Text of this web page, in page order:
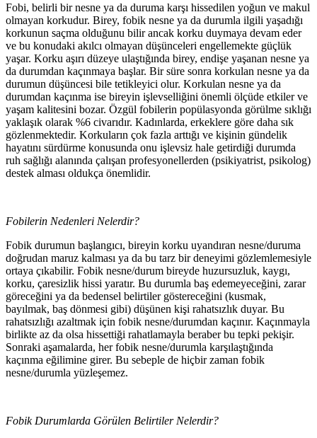
Fobi, belirli bir nesne ya da duruma karşı hissedilen yoğun ve makul
olmayan korkudur. Birey, fobik nesne ya da durumla ilgili yaşadığı
korkunun saçma olduğunu bilir ancak korku duymaya devam eder
ve bu konudaki akılcı olmayan düşünceleri engellemekte güçlük
yaşar. Korku aşırı düzeye ulaştığında birey, endişe yaşanan nesne ya
da durumdan kaçınmaya başlar. Bir süre sonra korkulan nesne ya da
durumun düşüncesi bile tetikleyici olur. Korkulan nesne ya da
durumdan kaçınma ise bireyin işlevselliğini önemli ölçüde etkiler ve
yaşam kalitesini bozar. Özgül fobilerin popülasyonda görülme sıklığı
yaklaşık olarak %6 civarıdır. Kadınlarda, erkeklere göre daha sık
gözlenmektedir. Korkuların çok fazla arttığı ve kişinin gündelik
hayatını sürdürme konusunda onu işlevsiz hale getirdiği durumda
ruh sağlığı alanında çalışan profesyonellerden (psikiyatrist, psikolog)
destek alması oldukça önemlidir.
Fobilerin Nedenleri Nelerdir?
Fobik durumun başlangıcı, bireyin korku uyandıran nesne/duruma
doğrudan maruz kalması ya da bu tarz bir deneyimi gözlemlemesiyle
ortaya çıkabilir. Fobik nesne/durum bireyde huzursuzluk, kaygı,
korku, çaresizlik hissi yaratır. Bu durumla baş edemeyeceğini, zarar
göreceğini ya da bedensel belirtiler göstereceğini (kusmak,
bayılmak, baş dönmesi gibi) düşünen kişi rahatsızlık duyar. Bu
rahatsızlığı azaltmak için fobik nesne/durumdan kaçınır. Kaçınmayla
birlikte az da olsa hissettiği rahatlamayla beraber bu tepki pekişir.
Sonraki aşamalarda, her fobik nesne/durumla karşılaştığında
kaçınma eğilimine girer. Bu sebeple de hiçbir zaman fobik
nesne/durumla yüzleşemez.
Fobik Durumlarda Görülen Belirtiler Nelerdir?